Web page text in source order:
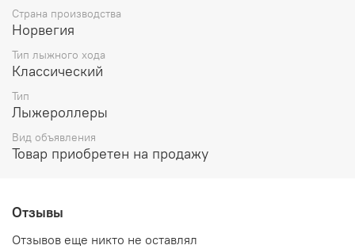
Страна производства
Норвегия
Тип лыжного хода
Классический
Тип
Лыжероллеры
Вид объявления
Товар приобретен на продажу
Отзывы
Отзывов еще никто не оставлял